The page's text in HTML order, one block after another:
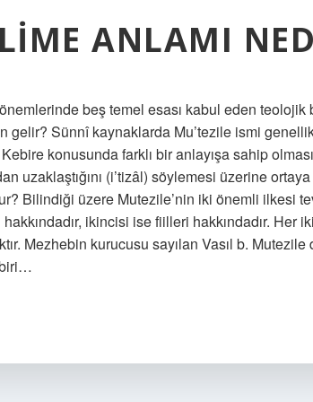
ANLAMI
beş temel esası kabul eden teolojik
Sünnî kaynaklarda Mu’tezile ismi
konusunda farklı bir anlayışa sahip
uzaklaştığını (i’tizâl) söylemesi üzerine ortaya
Bilindiği üzere Mutezile’nin iki önemli ilkesi
ikincisi ise fiilleri hakkındadır. Her
Mezhebin kurucusu sayılan Vasıl b.